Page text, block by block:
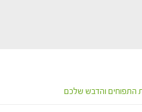
התפוחים והדבש שלכם